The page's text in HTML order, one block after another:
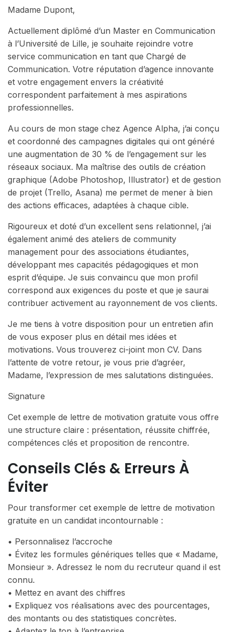
Madame Dupont,
Actuellement diplômé d’un Master en Communication
à l’Université de Lille, je souhaite rejoindre votre
service communication en tant que Chargé de
Communication. Votre réputation d’agence innovante
et votre engagement envers la créativité
correspondent parfaitement à mes aspirations
professionnelles.
Au cours de mon stage chez Agence Alpha, j’ai conçu
et coordonné des campagnes digitales qui ont généré
une augmentation de 30 % de l’engagement sur les
réseaux sociaux. Ma maîtrise des outils de création
graphique (Adobe Photoshop, Illustrator) et de gestion
de projet (Trello, Asana) me permet de mener à bien
des actions efficaces, adaptées à chaque cible.
Rigoureux et doté d’un excellent sens relationnel, j’ai
également animé des ateliers de community
management pour des associations étudiantes,
développant mes capacités pédagogiques et mon
esprit d’équipe. Je suis convaincu que mon profil
correspond aux exigences du poste et que je saurai
contribuer activement au rayonnement de vos clients.
Je me tiens à votre disposition pour un entretien afin
de vous exposer plus en détail mes idées et
motivations. Vous trouverez ci-joint mon CV. Dans
l’attente de votre retour, je vous prie d’agréer,
Madame, l’expression de mes salutations distinguées.
Signature
Cet exemple de lettre de motivation gratuite vous offre
une structure claire : présentation, réussite chiffrée,
compétences clés et proposition de rencontre.
Conseils Clés & Erreurs À
Éviter
Pour transformer cet exemple de lettre de motivation
gratuite en un candidat incontournable :
• Personnalisez l’accroche
• Évitez les formules génériques telles que « Madame,
Monsieur ». Adressez le nom du recruteur quand il est
connu.
• Mettez en avant des chiffres
• Expliquez vos réalisations avec des pourcentages,
des montants ou des statistiques concrètes.